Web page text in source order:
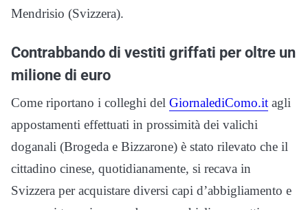
Mendrisio (Svizzera).
Contrabbando di vestiti griffati per oltre un
milione di euro
Come riportano i colleghi del GiornalediComo.it agli
appostamenti effettuati in prossimità dei valichi
doganali (Brogeda e Bizzarone) è stato rilevato che il
cittadino cinese, quotidianamente, si recava in
Svizzera per acquistare diversi capi d’abbigliamento e